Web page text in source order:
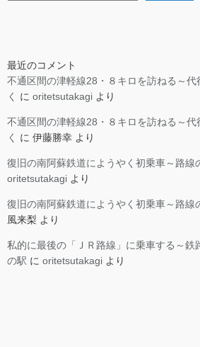
最近のコメント
不通区間の津軽線28・８キロを訪ねる～
く
に oritetsutakagi より
不通区間の津軽線28・８キロを訪ねる～
く
に 伊藤勝幸 より
復旧の南阿蘇鉄道にようやく初乗車～路線
oritetsutakagi より
復旧の南阿蘇鉄道にようやく初乗車～路線
風来梨 より
私的に最後の「ＪＲ路線」に乗車する～鉄
の駅 に oritetsutakagi より